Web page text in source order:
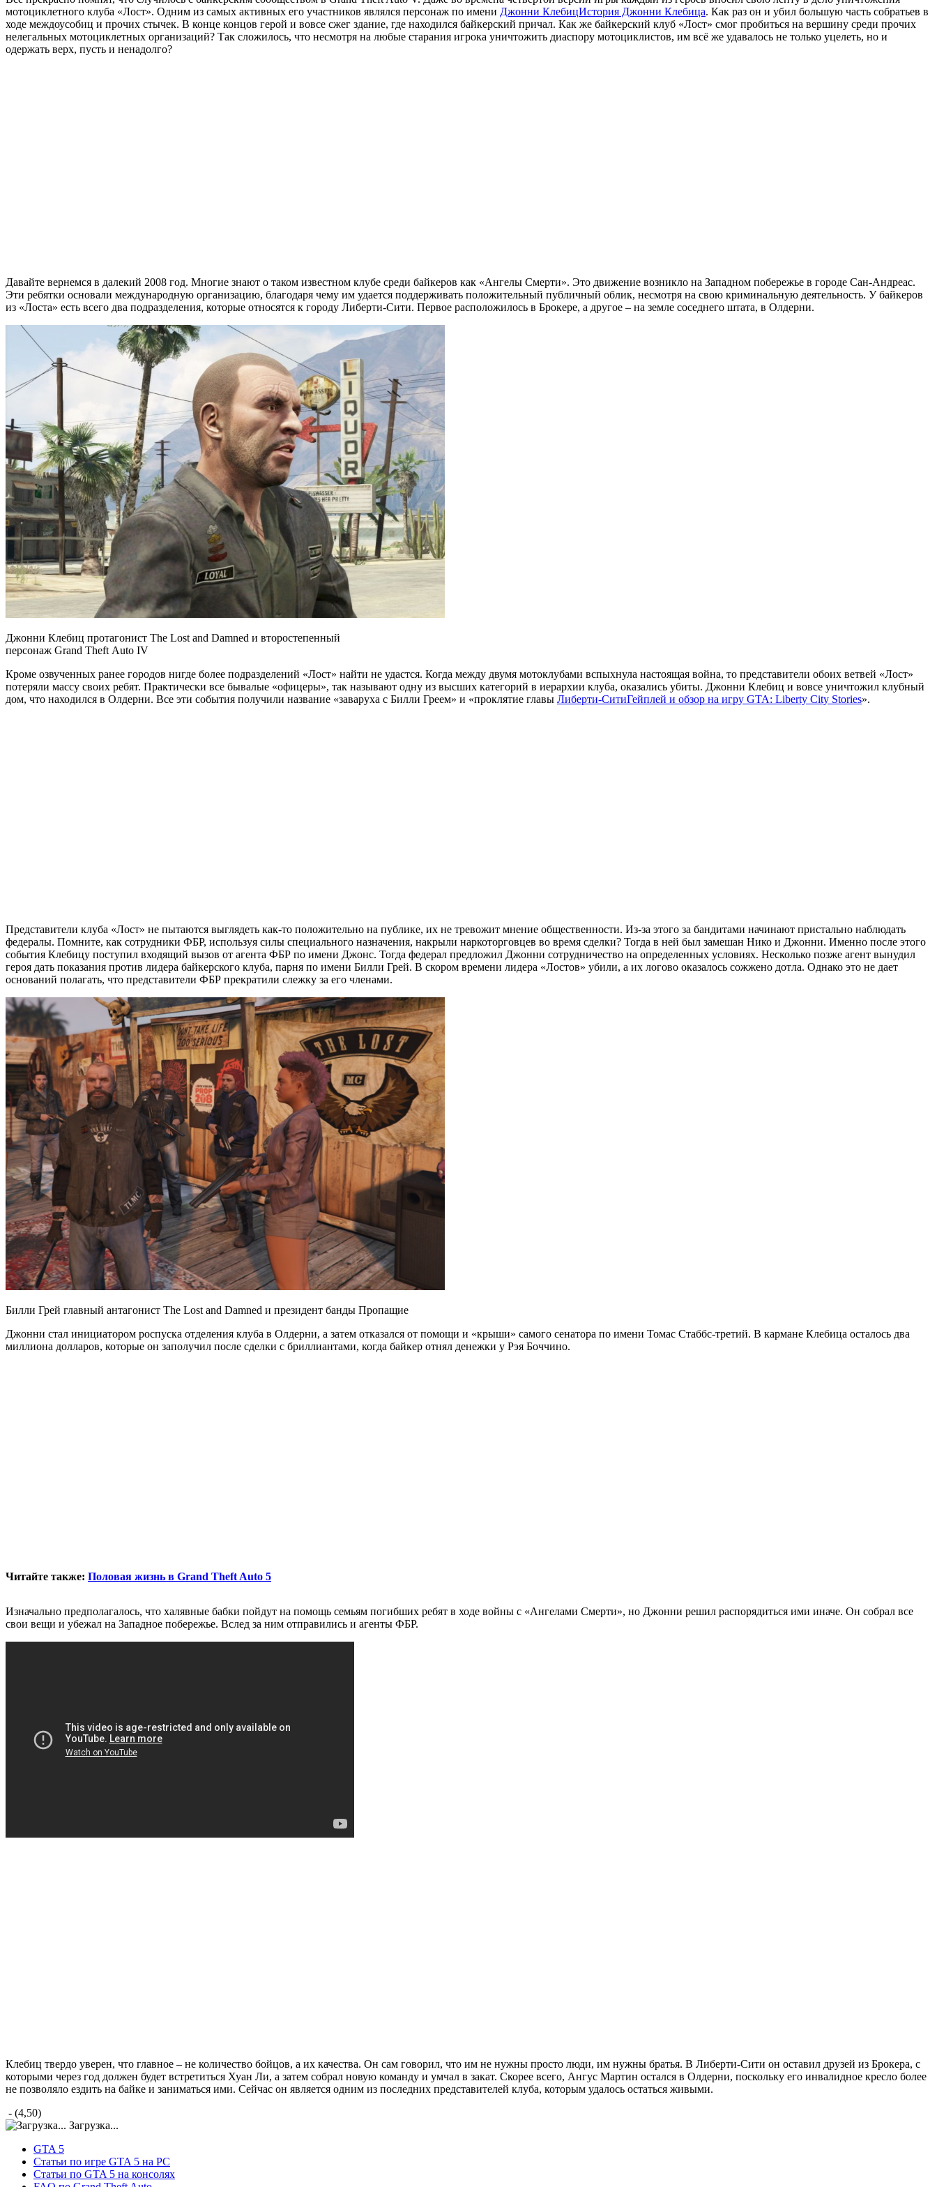
мотоциклетного клуба «Лост». Одним из самых активных его участников являлся персонаж по имени Джонни КлебицИстория Джонни Клебица. Как раз он и убил большую часть собратьев в
ходе междоусобиц и прочих стычек. В конце концов герой и вовсе сжег здание, где находился байкерский причал. Как же байкерский клуб «Лост» смог пробиться на вершину среди прочих
нелегальных мотоциклетных организаций? Так сложилось, что несмотря на любые старания игрока уничтожить диаспору мотоциклистов, им всё же удавалось не только уцелеть, но и
одержать верх, пусть и ненадолго?
Давайте вернемся в далекий 2008 год. Многие знают о таком известном клубе среди байкеров как «Ангелы Смерти». Это движение возникло на Западном побережье в городе Сан-Андреас.
Эти ребятки основали международную организацию, благодаря чему им удается поддерживать положительный публичный облик, несмотря на свою криминальную деятельность. У байкеров
из «Лоста» есть всего два подразделения, которые относятся к городу Либерти-Сити. Первое расположилось в Брокере, а другое – на земле соседнего штата, в Олдерни.
Джонни Клебиц протагонист The Lost and Damned и второстепенный
персонаж Grand Theft Auto IV
Кроме озвученных ранее городов нигде более подразделений «Лост» найти не удастся. Когда между двумя мотоклубами вспыхнула настоящая война, то представители обоих ветвей «Лост»
потеряли массу своих ребят. Практически все бывалые «офицеры», так называют одну из высших категорий в иерархии клуба, оказались убиты. Джонни Клебиц и вовсе уничтожил клубный
дом, что находился в Олдерни. Все эти события получили название «заваруха с Билли Греем» и «проклятие главы Либерти-СитиГейплей и обзор на игру GTA: Liberty City Stories».
Представители клуба «Лост» не пытаются выглядеть как-то положительно на публике, их не тревожит мнение общественности. Из-за этого за бандитами начинают пристально наблюдать
федералы. Помните, как сотрудники ФБР, используя силы специального назначения, накрыли наркоторговцев во время сделки? Тогда в ней был замешан Нико и Джонни. Именно после этого
события Клебицу поступил входящий вызов от агента ФБР по имени Джонс. Тогда федерал предложил Джонни сотрудничество на определенных условиях. Несколько позже агент вынудил
героя дать показания против лидера байкерского клуба, парня по имени Билли Грей. В скором времени лидера «Лостов» убили, а их логово оказалось сожжено дотла. Однако это не дает
оснований полагать, что представители ФБР прекратили слежку за его членами.
Билли Грей главный антагонист The Lost and Damned и президент банды Пропащие
Джонни стал инициатором роспуска отделения клуба в Олдерни, а затем отказался от помощи и «крыши» самого сенатора по имени Томас Стаббс-третий. В кармане Клебица осталось два
миллиона долларов, которые он заполучил после сделки с бриллиантами, когда байкер отнял денежки у Рэя Боччино.
Читайте также: Половая жизнь в Grand Theft Auto 5
Изначально предполагалось, что халявные бабки пойдут на помощь семьям погибших ребят в ходе войны с «Ангелами Смерти», но Джонни решил распорядиться ими иначе. Он собрал все
свои вещи и убежал на Западное побережье. Вслед за ним отправились и агенты ФБР.
Клебиц твердо уверен, что главное – не количество бойцов, а их качества. Он сам говорил, что им не нужны просто люди, им нужны братья. В Либерти-Сити он оставил друзей из Брокера, с
которыми через год должен будет встретиться Хуан Ли, а затем собрал новую команду и умчал в закат. Скорее всего, Ангус Мартин остался в Олдерни, поскольку его инвалидное кресло более
не позволяло ездить на байке и заниматься ими. Сейчас он является одним из последних представителей клуба, которым удалось остаться живыми.
- (4,50)
Загрузка...
GTA 5
Статьи по игре GTA 5 на PC
Статьи по GTA 5 на консолях